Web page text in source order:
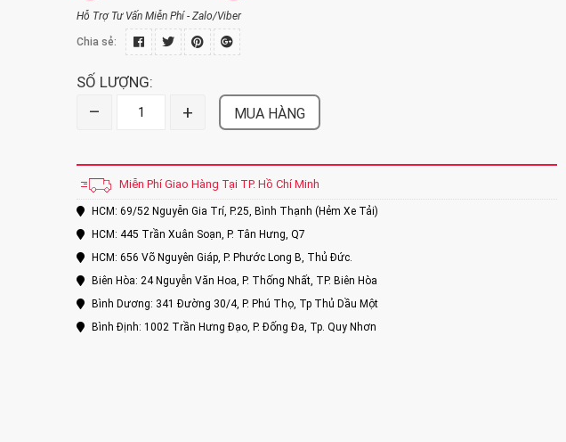
Hỗ Trợ Tư Vấn Miễn Phí - Zalo/Viber
Chia sẻ:
SỐ LƯỢNG:
– + MUA HÀNG
Miễn Phí Giao Hàng Tại TP. Hồ Chí Minh
HCM: 69/52 Nguyễn Gia Trí, P.25, Bình Thạnh (Hẻm Xe Tải)
HCM: 445 Trần Xuân Soạn, P. Tân Hưng, Q7
HCM: 656 Võ Nguyên Giáp, P. Phước Long B, Thủ Đức.
Biên Hòa: 24 Nguyễn Văn Hoa, P. Thống Nhất, TP. Biên Hòa
Bình Dương: 341 Đường 30/4, P. Phú Thọ, Tp Thủ Dầu Một
Bình Định: 1002 Trần Hưng Đạo, P. Đống Đa, Tp. Quy Nhơn